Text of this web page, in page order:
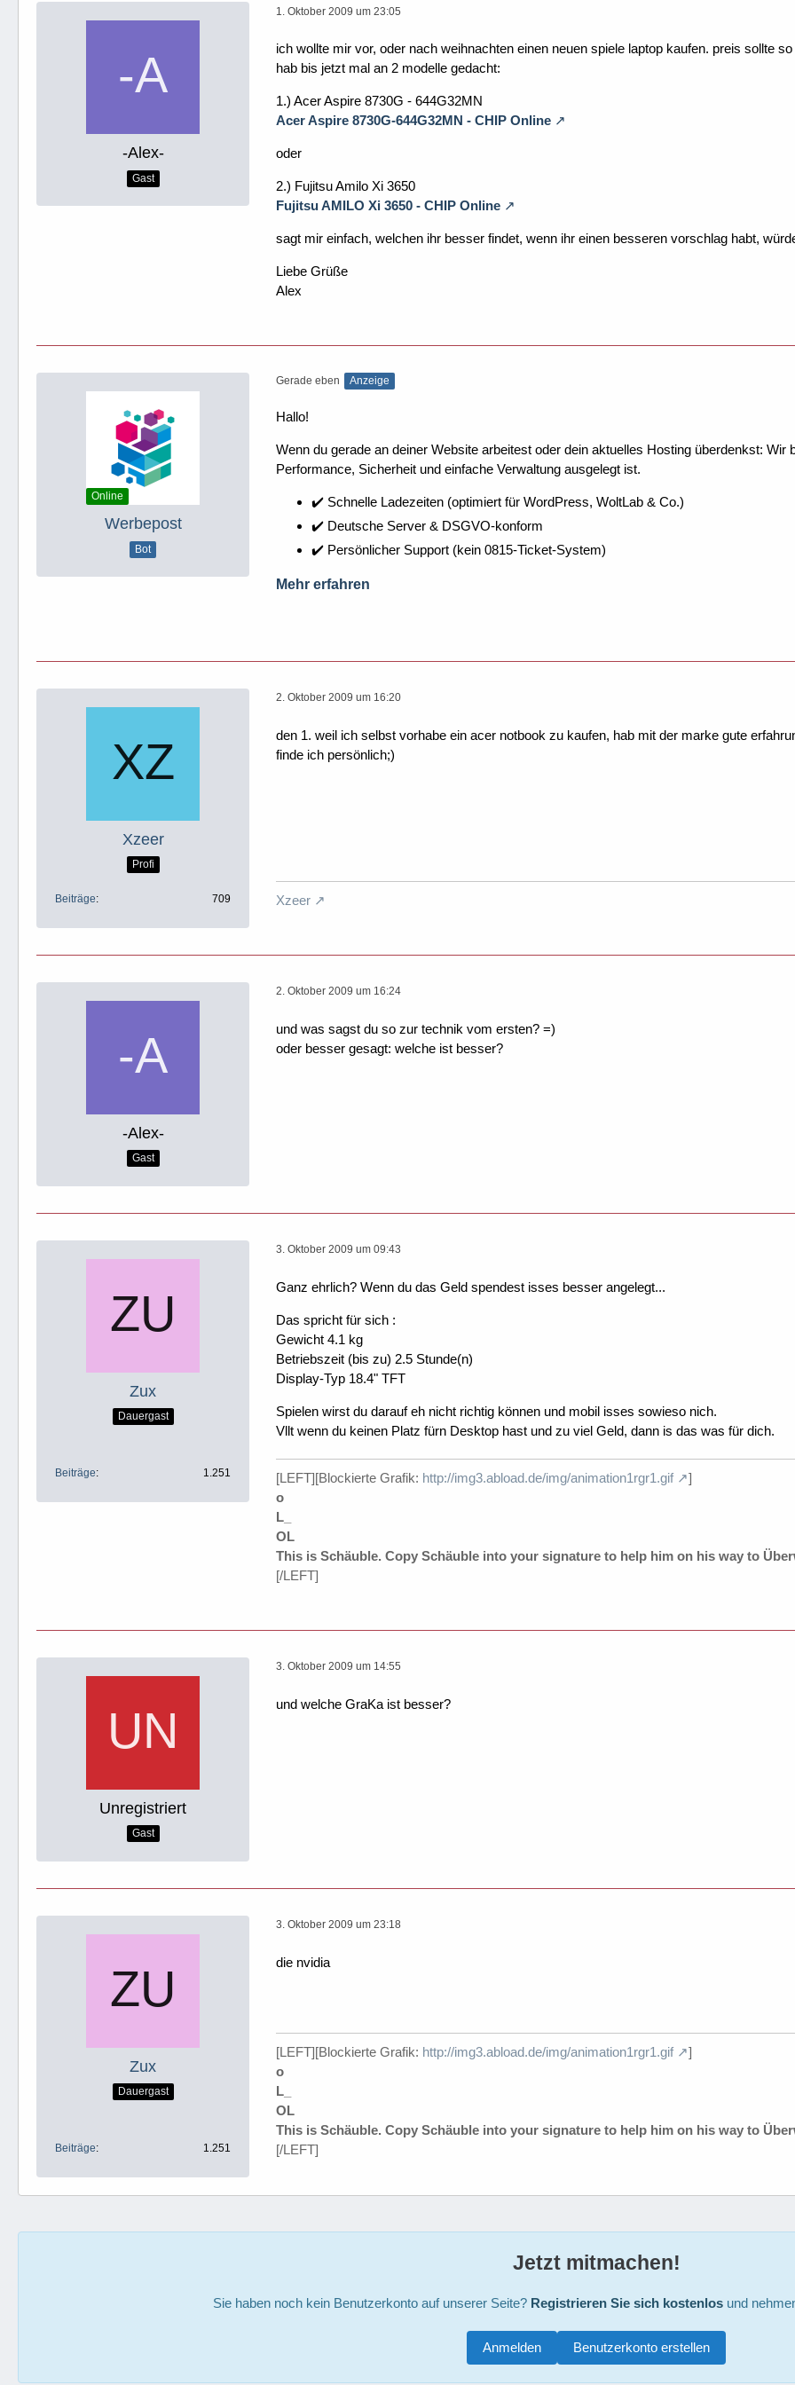
-Alex-
Gast
1. Oktober 2009 um 23:05
ich wollte mir vor, oder nach weihnachten einen neuen spiele laptop kaufen. preis sollte
hab bis jetzt mal an 2 modelle gedacht:
1.) Acer Aspire 8730G - 644G32MN
Acer Aspire 8730G-644G32MN - CHIP Online
oder
2.) Fujitsu Amilo Xi 3650
Fujitsu AMILO Xi 3650 - CHIP Online
sagt mir einfach, welchen ihr besser findet, wenn ihr einen besseren vorschlag habt,
Liebe Grüße
Alex
Online
Werbepost
Bot
Gerade eben Anzeige
Hallo!
Wenn du gerade an deiner Website arbeitest oder dein aktuelles Hosting überdenkst:
Performance, Sicherheit und einfache Verwaltung ausgelegt ist.
✔️ Schnelle Ladezeiten (optimiert für WordPress, WoltLab & Co.)
✔️ Deutsche Server & DSGVO-konform
✔️ Persönlicher Support (kein 0815-Ticket-System)
Mehr erfahren
Xzeer
Profi
Beiträge 709
2. Oktober 2009 um 16:20
den 1. weil ich selbst vorhabe ein acer notbook zu kaufen, hab mit der marke gute
finde ich persönlich;)
Xzeer
-Alex-
Gast
2. Oktober 2009 um 16:24
und was sagst du so zur technik vom ersten? =)
oder besser gesagt: welche ist besser?
Zux
Dauergast
Beiträge 1.251
3. Oktober 2009 um 09:43
Ganz ehrlich? Wenn du das Geld spendest isses besser angelegt...
Das spricht für sich :
Gewicht 4.1 kg
Betriebszeit (bis zu) 2.5 Stunde(n)
Display-Typ 18.4" TFT
Spielen wirst du darauf eh nicht richtig können und mobil isses sowieso nich.
Vllt wenn du keinen Platz fürn Desktop hast und zu viel Geld, dann is das was für dich.
[LEFT][Blockierte Grafik: http://img3.abload.de/img/animation1rgr1.gif
]
o
L_
OL
This is Schäuble. Copy Schäuble into your signature to help him on his way to
[/LEFT]
Unregistriert
Gast
3. Oktober 2009 um 14:55
und welche GraKa ist besser?
Zux
Dauergast
Beiträge 1.251
3. Oktober 2009 um 23:18
die nvidia
[LEFT][Blockierte Grafik: http://img3.abload.de/img/animation1rgr1.gif
]
o
L_
OL
This is Schäuble. Copy Schäuble into your signature to help him on his way to
[/LEFT]
Jetzt mitmachen!
Sie haben noch kein Benutzerkonto auf unserer Seite? Registrieren Sie sich kostenlosund
Benutzerkonto erstellen
Anmelden